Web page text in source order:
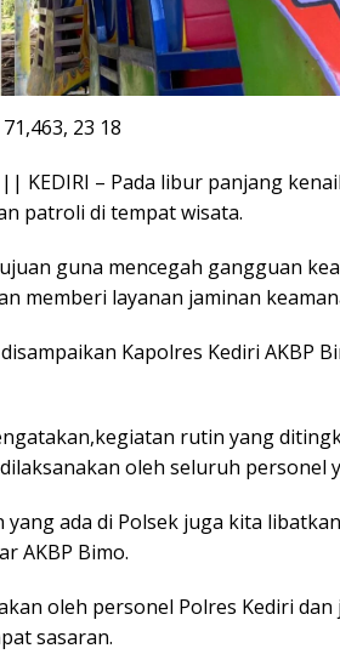
23 18
KEDIRI – Pada libur panjang
patroli di tempat wisata.
guna mencegah gangguan
memberi layanan jaminan
Kapolres Kediri AKBP
rutin yang
oleh seluruh personel
yang ada di Polsek juga kita
AKBP Bimo.
oleh personel Polres Kediri
sasaran.